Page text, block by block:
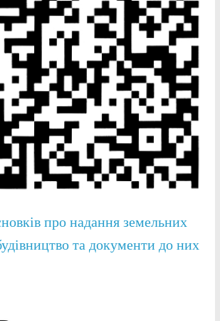
про надання земельних
та документи до них